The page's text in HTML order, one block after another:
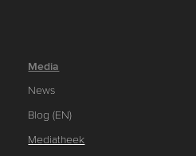
Media
News
Blog (EN)
Mediatheek